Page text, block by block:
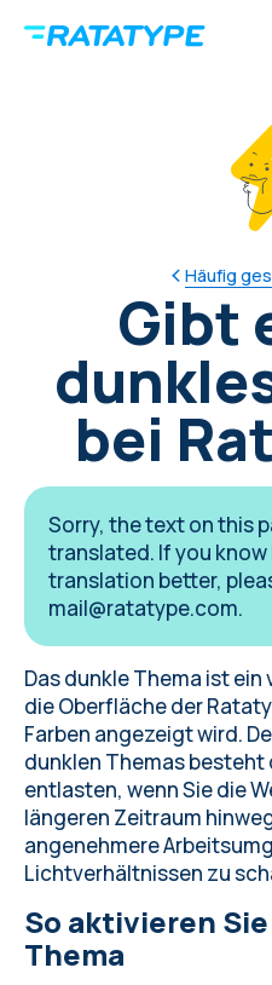
Häufig
Gibt
bei
Sorry, the text on this
translated. If you know
translation better,
mail@ratatype.com.
Das dunkle Thema ist
die Oberfläche der
Farben angezeigt wird.
dunklen Themas besteht
entlasten, wenn Sie die
längeren Zeitraum
angenehmere
Lichtverhältnissen zu
So aktivieren
Thema